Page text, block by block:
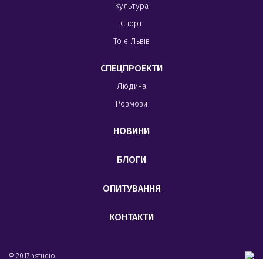
Культура
Спорт
То є Львів
СПЕЦПРОЕКТИ
Людина
Розмови
НОВИНИ
БЛОГИ
ОПИТУВАННЯ
КОНТАКТИ
© 2017 4studio